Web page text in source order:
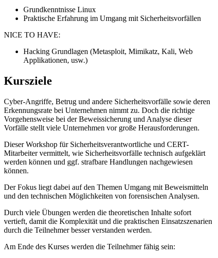
Grundkenntnisse Linux
Praktische Erfahrung im Umgang mit Sicherheitsvorfällen
NICE TO HAVE:
Hacking Grundlagen (Metasploit, Mimikatz, Kali, Web
Applikationen, usw.)
Kursziele
Cyber-Angriffe, Betrug und andere Sicherheitsvorfälle sowie deren
Erkennungsrate bei Unternehmen nimmt zu. Doch die richtige
Vorgehensweise bei der Beweissicherung und Analyse dieser
Vorfälle stellt viele Unternehmen vor große Herausforderungen.
Dieser Workshop für Sicherheitsverantwortliche und CERT-
Mitarbeiter vermittelt, wie Sicherheitsvorfälle technisch aufgeklärt
werden können und ggf. strafbare Handlungen nachgewiesen
können.
Der Fokus liegt dabei auf den Themen Umgang mit Beweismitteln
und den technischen Möglichkeiten von forensischen Analysen.
Durch viele Übungen werden die theoretischen Inhalte sofort
vertieft, damit die Komplexität und die praktischen Einsatzszenarien
durch die Teilnehmer besser verstanden werden.
Am Ende des Kurses werden die Teilnehmer fähig sein: